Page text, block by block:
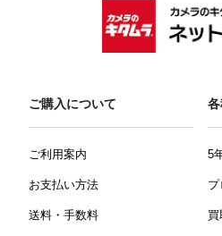
ご購入について
ご利用案内
お支払い方法
送料・手数料
5
プ
買